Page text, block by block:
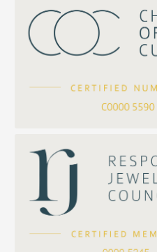
公司名稱
聯絡電話
S車花鏈系列
珍珠鏈系列
坦克鏈系列
滿天星鏈系列
方假繩鏈系列
珠扣